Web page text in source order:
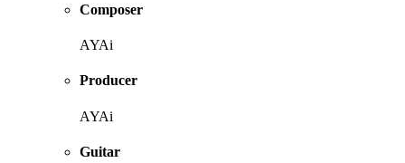
Composer
AYAi
Producer
AYAi
Guitar